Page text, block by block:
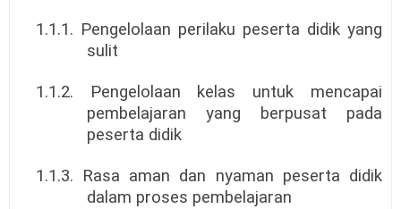
1.1.1. Pengelolaan perilaku peserta didik yang
sulit
1.1.2. Pengelolaan kelas untuk mencapai
pembelajaran yang berpusat pada
peserta didik
1.1.3. Rasa aman dan nyaman peserta didik
dalam proses pembelajaran